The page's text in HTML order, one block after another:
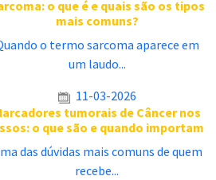
o que é e quais são os tipos
mais comuns?
o termo sarcoma aparece em
um laudo...
11-03-2026
tumorais de Câncer nos
o que são e quando importam
das dúvidas mais comuns de quem
recebe...